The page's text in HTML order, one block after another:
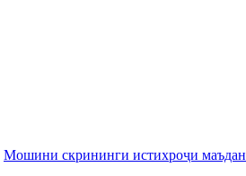
Мошини скрининги истихроҷи маъдан